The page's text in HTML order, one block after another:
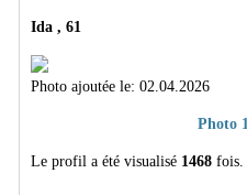
Ida , 61
Photo ajoutée le: 02.04.2026
Photo 1
Le profil a été visualisé 1468fois.